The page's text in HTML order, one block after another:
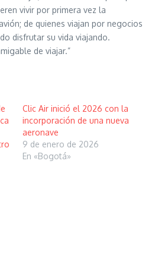
vivir por primera vez la
de quienes viajan por negocios
disfrutar su vida viajando.
de viajar.”
Clic Air inició el 2026 con la
incorporación de una nueva
aeronave
9 de enero de 2026
En «Bogotá»